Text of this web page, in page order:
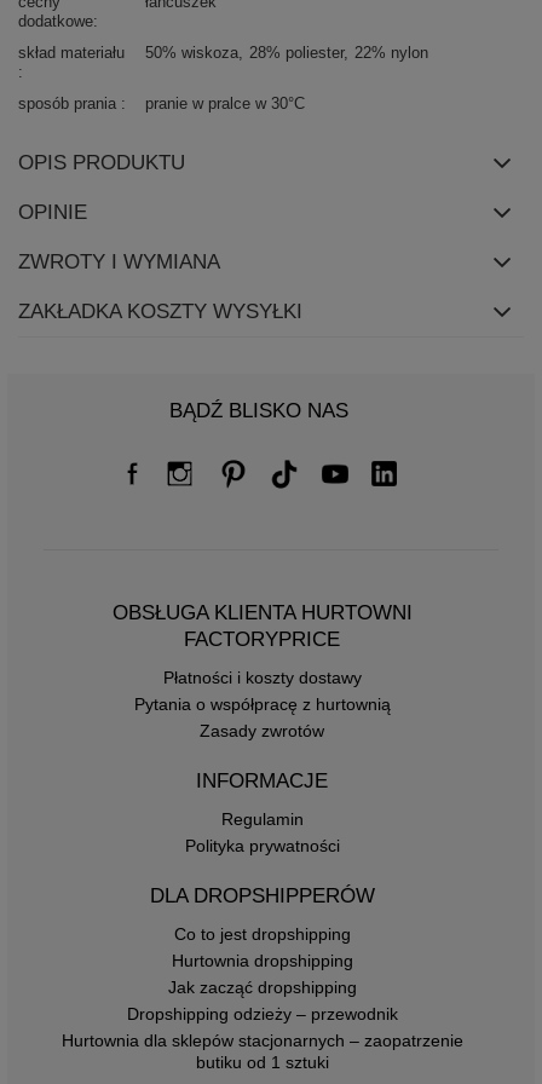
dodatkowe
skład materiału 50% wiskoza 28% poliester 22% nylon
sposób prania pranie w pralce w 30°C
OPIS PRODUKTU
OPINIE
ZWROTY I WYMIANA
ZAKŁADKA KOSZTY WYSYŁKI
BĄDŹ BLISKO NAS
OBSŁUGA KLIENTA HURTOWNI
FACTORYPRICE
Płatności i koszty dostawy
Pytania o współpracę z hurtownią
Zasady zwrotów
INFORMACJE
Regulamin
Polityka prywatności
DLA DROPSHIPPERÓW
Co to jest dropshipping
Hurtownia dropshipping
Jak zacząć dropshipping
Dropshipping odzieży – przewodnik
Hurtownia dla sklepów stacjonarnych – zaopatrzenie
butiku od 1 sztuki